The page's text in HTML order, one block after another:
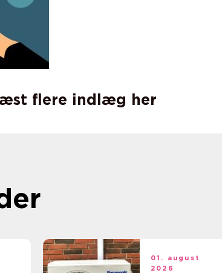
flere indlæg her
01. august
2026